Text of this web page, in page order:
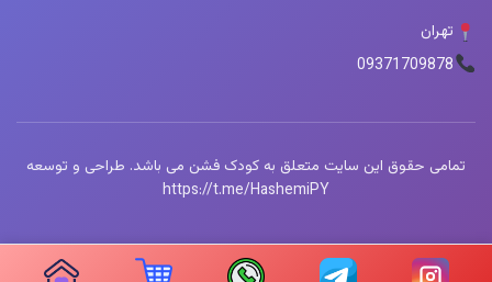
تهران
09371709878
تمامی حقوق این سایت متعلق به کودک فشن می باشد. طراحی و توسعه
https://t.me/HashemiPY